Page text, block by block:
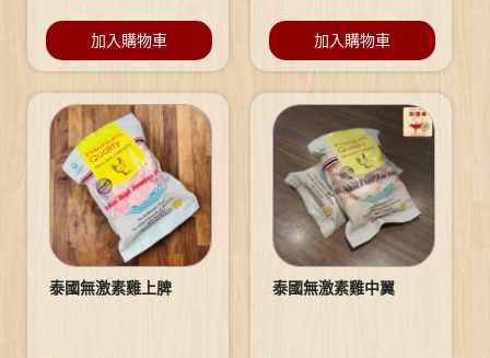
加入購物車 加入購物車
泰國無激素雞上脾 泰國無激素雞中翼